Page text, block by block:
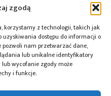
zgodą
korzystamy z technologii, takich jak
dostępu do informacji o
nam przetwarzać dane,
lub unikalne identyfikatory
wycofanie zgody może
i funkcje.